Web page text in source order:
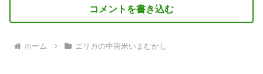
コメントを書き込む
ホーム エリカの中南米いまむかし